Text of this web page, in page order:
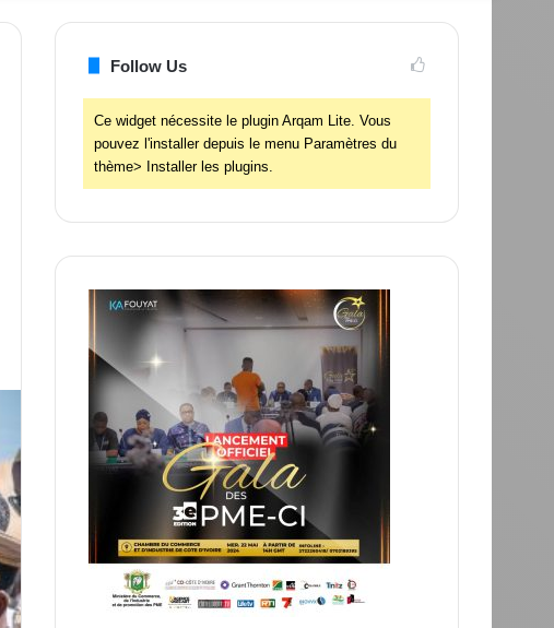
Follow Us
Ce widget nécessite le plugin Arqam Lite. Vous
pouvez l'installer depuis le menu Paramètres du
thème> Installer les plugins.